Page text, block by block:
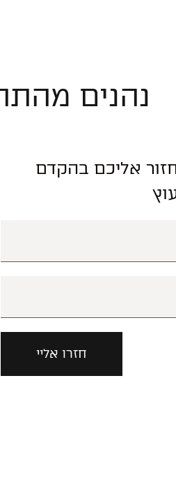
נהנים
אליכם בהקדם
חזרו אליי